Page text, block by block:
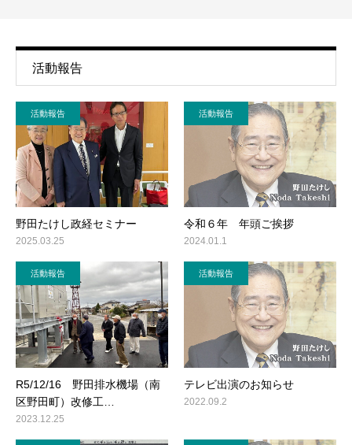
活動報告
活動報告
野田たけし政経セミナー
2025.03.25
活動報告
令和６年 年頭ご挨拶
2024.01.1
活動報告
R5/12/16 野田排水機場（南
区野田町）改修工…
2023.12.25
活動報告
テレビ出演のお知らせ
2022.09.2